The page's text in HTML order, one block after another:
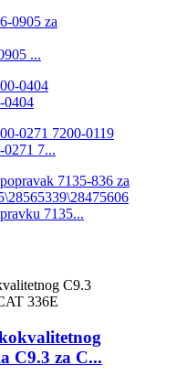
...
0404
0271 7...
7135...
C9.3 za C...